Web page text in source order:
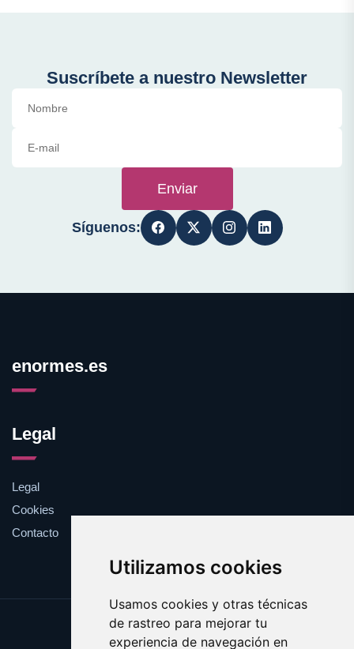
Utilizamos cookies
Usamos cookies y otras técnicas
de rastreo para mejorar tu
experiencia de navegación en
Suscríbete a nuestro Newsletter
Enviar
Síguenos:
enormes.es
Legal
Legal
Cookies
Contacto
Update cookies preferences